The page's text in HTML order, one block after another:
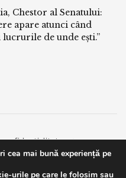
Chestor al Senatului:
apare atunci când
de unde ești.”
Newsbpnews.
cea mai bună experiență pe
urile pe care le folosim sau